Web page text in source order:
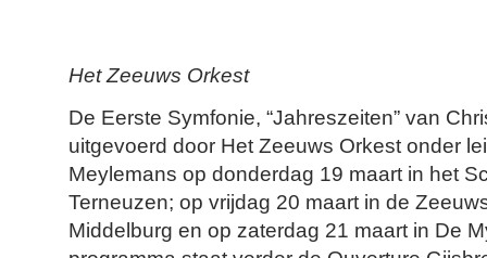
Het Zeeuws Orkest
De Eerste Symfonie, “Jahreszeiten” van
uitgevoerd door Het Zeeuws Orkest onder
Meylemans op donderdag 19 maart in het
Terneuzen; op vrijdag 20 maart in de
Middelburg en op zaterdag 21 maart in De